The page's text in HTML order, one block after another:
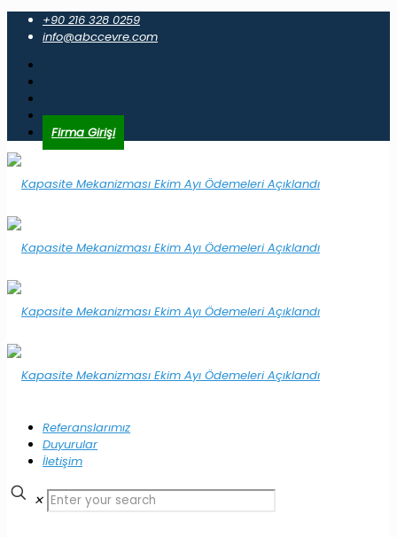
+90 216 328 0259
info@abccevre.com
Firma Girişi
Referanslarımız
Duyurular
İletişim
✕